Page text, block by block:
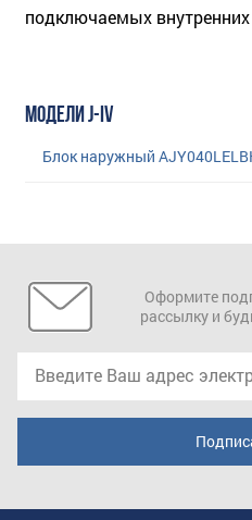
подключаемых
МОДЕЛИ J-IV
Блок наружный
Оформите
рассылку и